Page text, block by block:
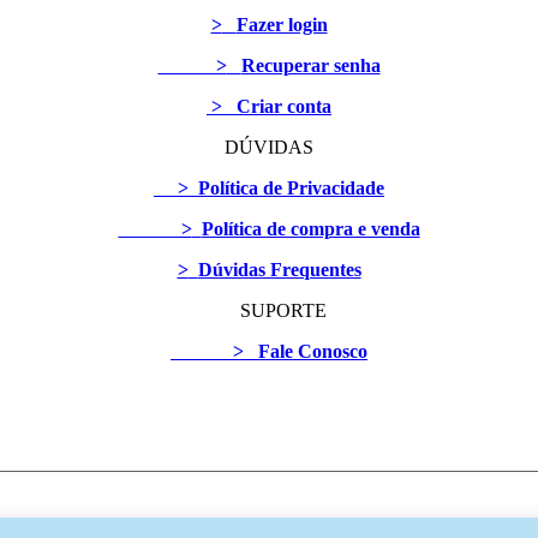
>
Fazer login
>
Recuperar senha
> Criar conta
DÚVIDAS
> Política de Privacidade
> Política de compra e venda
> Dúvidas Frequentes
SUPORTE
>
Fale Conosco